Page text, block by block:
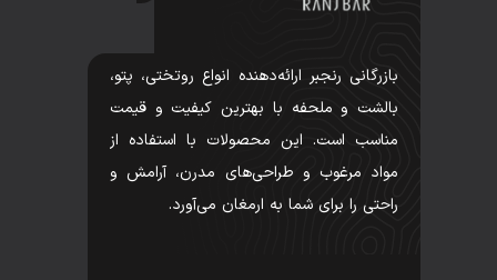
بازرگانی رنجبر ارائه‌دهنده انواع روتختی، پتو،
بالشت و ملحفه با بهترین کیفیت و قیمت
مناسب است. این محصولات با استفاده از
مواد مرغوب و طراحی‌های مدرن، آرامش و
راحتی را برای شما به ارمغان می‌آورد.